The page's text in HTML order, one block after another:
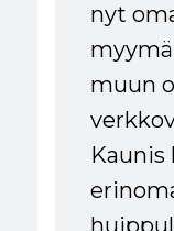
nyt
muun
Kaunis